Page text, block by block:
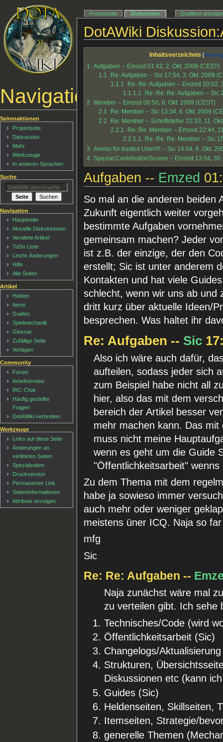
DotAWiki
Inhaltsverzeichnis
1 Aufgaben -- Emzed 01:42, 2. Okt. 2009 (CEST)
1.1
Re: Aufgaben -- Sic 17:54, 3. Okt. 2009
1.1.1
Re: Re: Aufgaben -- Emzed 20:02,
1.1.1.1
Re: Re: Re: Aufgaben -- Sic
2
Member -- Emzed 00:50, 6. Okt. 2009 (CEST)
2.1
Re: Member -- Sic 13:34, 6. Okt. 2009
2.2
Re: Member -- Schriftsteller 22:33, 11.
2.2.1
Re: Re: Member -- Emzed 22:44,
2.2.1.1
Re: Re: Re: Member -- Sic
3 Aremo for trusted User!!!! -- Sic 14:04, 6. Okt.
4 Spezial:ContributionScores -- Emzed 13:54,
Aufgaben -- Emzed
So mal an die anderen beiden
Zukunft eigentlich weiter
bestimmte Aufgaben
gemeinsam machen? Jeder
ist z.B. der einzige, der den
erstellt; Sic ist unter anderem
Kontakten und hat viele
schlecht, wenn wir uns ab und
dritt kurz über aktuelle Ideen/
besprechen. Was haltet ihr
Re: Aufgaben -- Sic
Also ich wäre auch dafür,
aufteilen, sodass jeder sich
zum Beispiel habe nicht all
hier, also das mit dem
bereich der Artikel besser
mehr machen kann. Das
muss nicht meine
wenn es geht um die Guide
"Öffentlichkeitsarbeit"
Zu dem Thema mit dem
habe ja sowieso immer
auch mehr oder weniger
meistens üner ICQ. Naja so far
mfg
Sic
Re: Re: Aufgaben --
Naja zunächst wäre mal
zu verteilen gibt. Ich sehe
Technisches/Code (wird
Öffentlichkeitsarbeit (Sic)
Changelogs/
Strukturen,
Diskussionen etc (kann
Guides (Sic)
Heldenseiten, Skillseiten,
Itemseiten, Strategie/
generelle Themen
Navigationsmenü
Projektseite Diskussion Quelltext
Seitenaktionen
Projektseite
Diskussion
Mehr
Werkzeuge
In anderen Sprachen
Suche
Navigation
Hauptseite
Aktuelle Diskussionen
Veraltete Artikel
ToDo Liste
Letzte Änderungen
Hilfe
Alle Seiten
Artikel
Helden
Items
Guides
Spielmechanik
Glossar
Zufällige Seite
Vorlagen
Community
Forum
Arbeitskreise
IRC-Chat
Häufig gestellte
Fragen
DotAWiki verbreiten
Werkzeuge
Links auf diese Seite
Änderungen an
verlinkten Seiten
Spezialseiten
Druckversion
Permanenter Link
Seiten­informationen
Attribute anzeigen